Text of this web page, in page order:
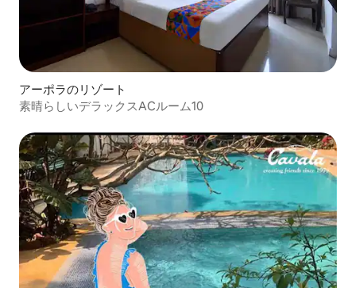
アーポラのリゾート
素晴らしいデラックスACルーム10